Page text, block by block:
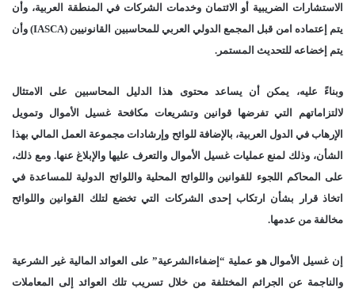
الاستشارات الضريبية أو الائتمان وخدمات الشركات في المنطقة العربية، وأن
يتم إعتماده امن قبل المجمع الدولي العربي للمحاسبين القانونيين (IASCA) وأن
يتم إخضاعه للتحديث المستمر.
وبناءً عليه، يمكن أن يساعد محتوى هذا الدليل المحاسبين على الامتثال
لالتزاماتهم التي تفرضها قوانين وتشريعات مكافحة غسيل الأموال وتمويل
الإرهاب في الدول العربية، بالإضافة للوائح وإرشادات مجموعة العمل المالي بهذا
الشأن، وذلك لمنع عمليات غسيل الأموال والتعرف عليها والإبلاغ عنها. ومع ذلك،
على المحاكم اللجوء للقوانين واللوائح المحلية واللوائح الدولية للمساعدة في
اتخاذ قرار بشأن ارتكاب إحدى الشركات التي تخضع لتلك القوانين واللوائح
مخالفة من عدمها.
إن غسيل الأموال هو عملية “إضفاءالشرعية” على العوائد المالية غير الشرعية
والناجمة عن الجرائم المختلفة من خلال تسريب تلك العوائد إلى المعاملات